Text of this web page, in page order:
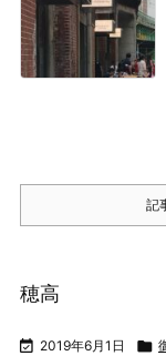
記
穂高
 2019年6月1日 